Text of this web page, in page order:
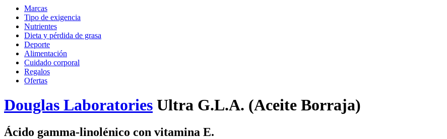
Marcas
Tipo de exigencia
Nutrientes
Dieta y pérdida de grasa
Deporte
Alimentación
Cuidado corporal
Regalos
Ofertas
Douglas Laboratories Ultra G.L.A. (Aceite Borraja)
Ácido gamma-linolénico con vitamina E.